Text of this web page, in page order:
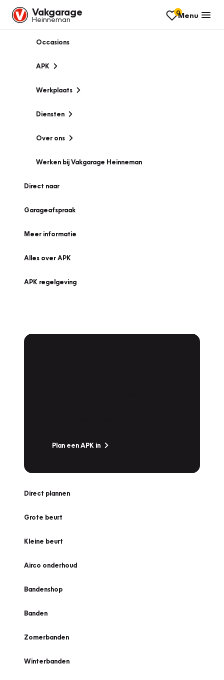
Vakgarage
Heinneman
0Menu
Occasions
APK
Werkplaats
Diensten
Over ons
Werken bij Vakgarage Heinneman
Direct naar
Garageafspraak
Meer informatie
Alles over APK
APK regelgeving
Plan een APK in
Direct plannen
Grote beurt
Kleine beurt
Airco onderhoud
Bandenshop
Banden
Zomerbanden
Winterbanden